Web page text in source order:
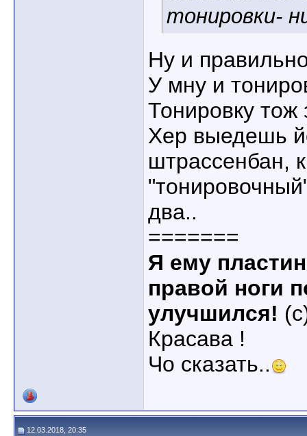
тонировки-
Ну и
У мну и
Тонировку тож
Хер выедешь
штрассенбан,
два..
=======
Я ему
правой ноги
улучшился!
Красава !
Чо сказать..
12.03.2018, 20:35